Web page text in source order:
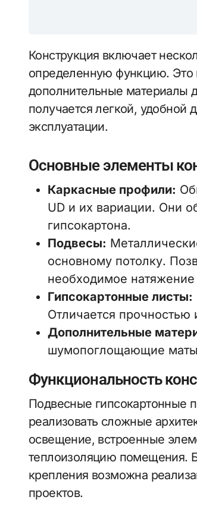
Конструкция включает
определенную функцию. Это
дополнительные материалы
получается легкой, удобной
эксплуатации.
Основные элементы
Каркасные профили:
UD и их вариации. Они
гипсокартона.
Подвесы:
основному потолку.
необходимое
Гипсокартонные листы:
Отличается прочностью
Дополнительные
шумопоглощающие
Функциональность
Подвесные гипсокартонные
реализовать сложные
освещение, встроенные
теплоизоляцию помещения.
крепления возможна
проектов.